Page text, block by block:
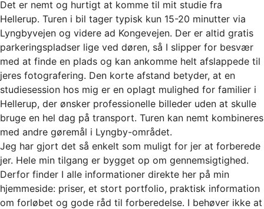
Det er nemt og hurtigt at komme til mit studie fra
Hellerup. Turen i bil tager typisk kun 15-20 minutter via
Lyngbyvejen og videre ad Kongevejen. Der er altid gratis
parkeringspladser lige ved døren, så I slipper for besvær
med at finde en plads og kan ankomme helt afslappede til
jeres fotografering. Den korte afstand betyder, at en
studiesession hos mig er en oplagt mulighed for familier i
Hellerup, der ønsker professionelle billeder uden at skulle
bruge en hel dag på transport. Turen kan nemt kombineres
med andre gøremål i Lyngby-området.
Jeg har gjort det så enkelt som muligt for jer at forberede
jer. Hele min tilgang er bygget op om gennemsigtighed.
Derfor finder I alle informationer direkte her på min
hjemmeside: priser, et stort portfolio, praktisk information
om forløbet og gode råd til forberedelse. I behøver ikke at